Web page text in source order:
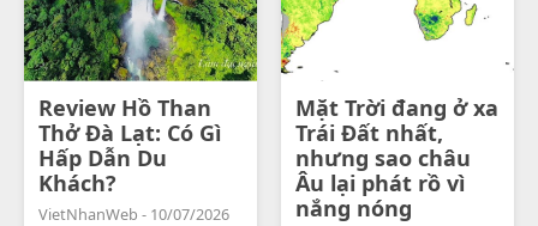
Review Hồ Than
Thở Đà Lạt: Có Gì
Hấp Dẫn Du
Khách?
VietNhanWeb - 10/07/2026
Mặt Trời đang ở xa
Trái Đất nhất,
nhưng sao châu
Âu lại phát rồ vì
nắng nóng